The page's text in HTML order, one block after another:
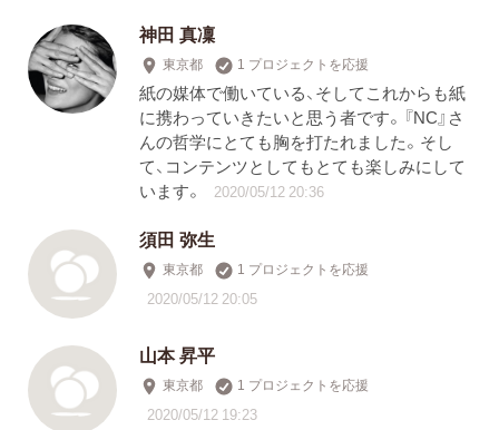
神田 真凜
東京都 1 プロジェクトを応援
紙の媒体で働いている、そしてこれからも紙
に携わっていきたいと思う者です。『NC』さ
んの哲学にとても胸を打たれました。そし
て、コンテンツとしてもとても楽しみにして
います。
2020/05/12 20:36
須田 弥生
東京都 1 プロジェクトを応援
2020/05/12 20:05
山本 昇平
東京都 1 プロジェクトを応援
2020/05/12 19:23